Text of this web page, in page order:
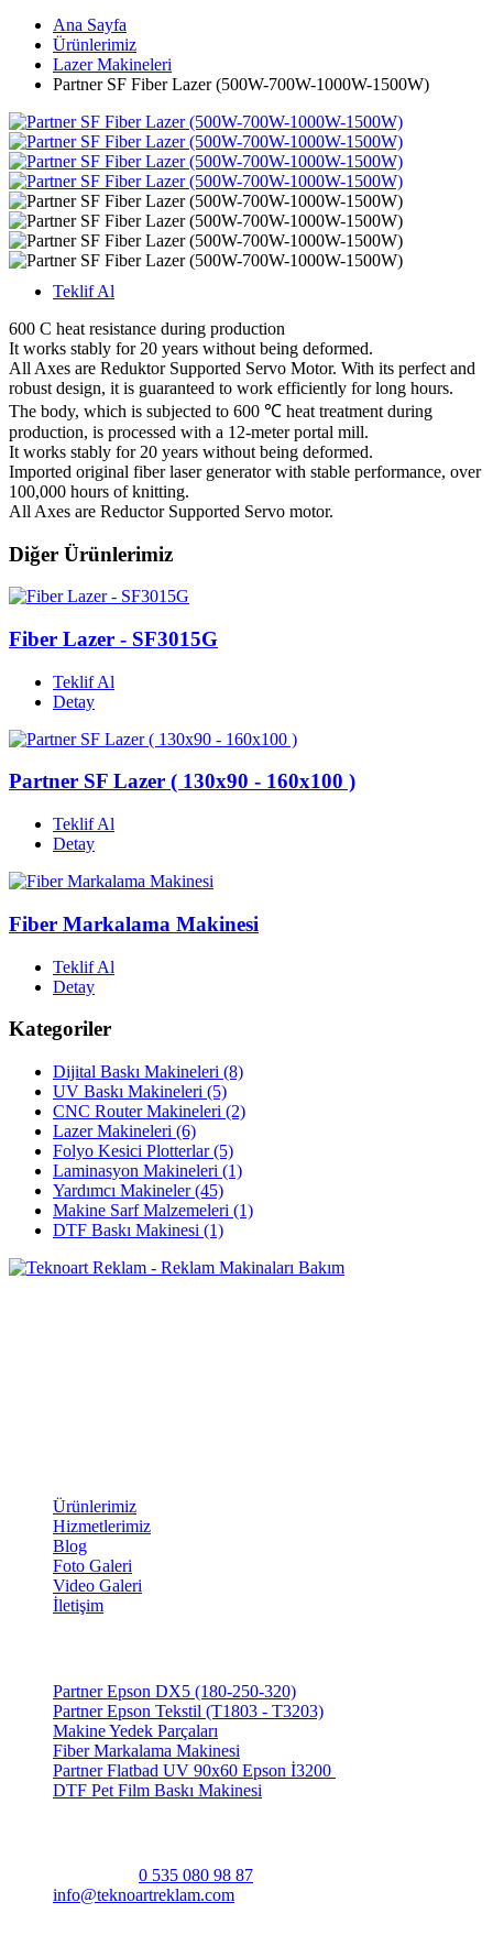
Ana Sayfa
Ürünlerimiz
Lazer Makineleri
Partner SF Fiber Lazer (500W-700W-1000W-1500W)
Teklif Al
600 C heat resistance during production
It works stably for 20 years without being deformed.
All Axes are Reduktor Supported Servo Motor. With its perfect and
robust design, it is guaranteed to work efficiently for long hours.
The body, which is subjected to 600 ℃ heat treatment during
production, is processed with a 12-meter portal mill.
It works stably for 20 years without being deformed.
Imported original fiber laser generator with stable performance, over
100,000 hours of knitting.
All Axes are Reductor Supported Servo motor.
Diğer Ürünlerimiz
Fiber Lazer - SF3015G
Teklif Al
Detay
Partner SF Lazer ( 130x90 - 160x100 )
Teklif Al
Detay
Fiber Markalama Makinesi
Teklif Al
Detay
Kategoriler
Dijital Baskı Makineleri (8)
UV Baskı Makineleri (5)
CNC Router Makineleri (2)
Lazer Makineleri (6)
Folyo Kesici Plotterlar(5)
Laminasyon Makineleri (1)
Yardımcı Makineler(45)
Makine Sarf Malzemeleri (1)
DTF Baskı Makinesi (1)
Ürünlerimiz
Hizmetlerimiz
Blog
Foto Galeri
Video Galeri
İletişim
Partner Epson DX5 (180-250-320)
Partner Epson Tekstil (T1803 - T3203)
Makine Yedek Parçaları
Fiber Markalama Makinesi
Partner Flatbad UV 90x60 Epson İ3200
DTF Pet Film Baskı Makinesi
0 535 080 98 87
info@teknoartreklam.com